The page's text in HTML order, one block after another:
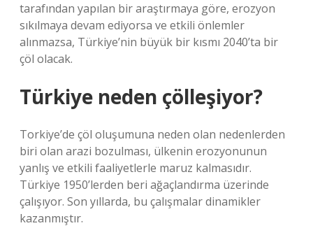
tarafından yapılan bir araştırmaya göre, erozyon
sıkılmaya devam ediyorsa ve etkili önlemler
alınmazsa, Türkiye’nin büyük bir kısmı 2040’ta bir
çöl olacak.
Türkiye neden çölleşiyor?
Torkiye’de çöl oluşumuna neden olan nedenlerden
biri olan arazi bozulması, ülkenin erozyonunun
yanlış ve etkili faaliyetlerle maruz kalmasıdır.
Türkiye 1950’lerden beri ağaçlandırma üzerinde
çalışıyor. Son yıllarda, bu çalışmalar dinamikler
kazanmıştır.